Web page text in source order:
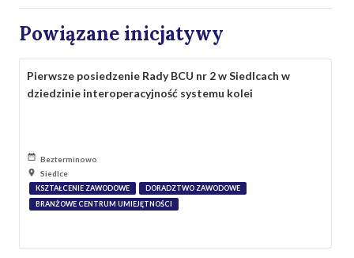
Powiązane inicjatywy
Pierwsze posiedzenie Rady BCU nr 2 w Siedlcach w
dziedzinie interoperacyjność systemu kolei
Bezterminowo
Siedlce
KSZTAŁCENIE ZAWODOWE
DORADZTWO ZAWODOWE
BRANŻOWE CENTRUM UMIEJĘTNOŚCI